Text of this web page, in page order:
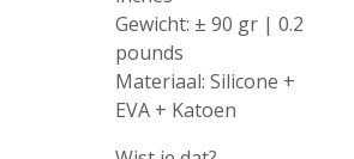
Gewicht: ± 90 gr | 0.2
pounds
Materiaal: Silicone +
EVA + Katoen